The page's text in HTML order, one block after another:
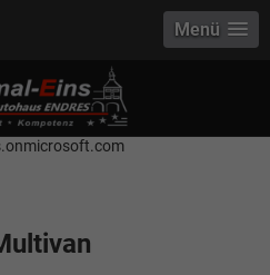
Points to address or value:
Host
to address or value: selector2-aee-
Menü